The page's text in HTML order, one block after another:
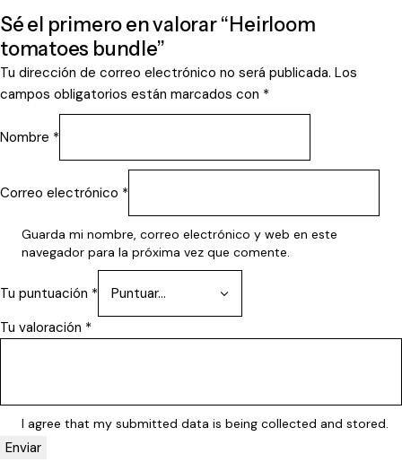
Sé el primero en valorar “Heirloom
tomatoes bundle”
Tu dirección de correo electrónico no será publicada. Los
campos obligatorios están marcados con *
Nombre *
Correo electrónico *
Guarda mi nombre, correo electrónico y web en este
navegador para la próxima vez que comente.
Tu puntuación *
Tu valoración *
I agree that my submitted data is being collected and stored.